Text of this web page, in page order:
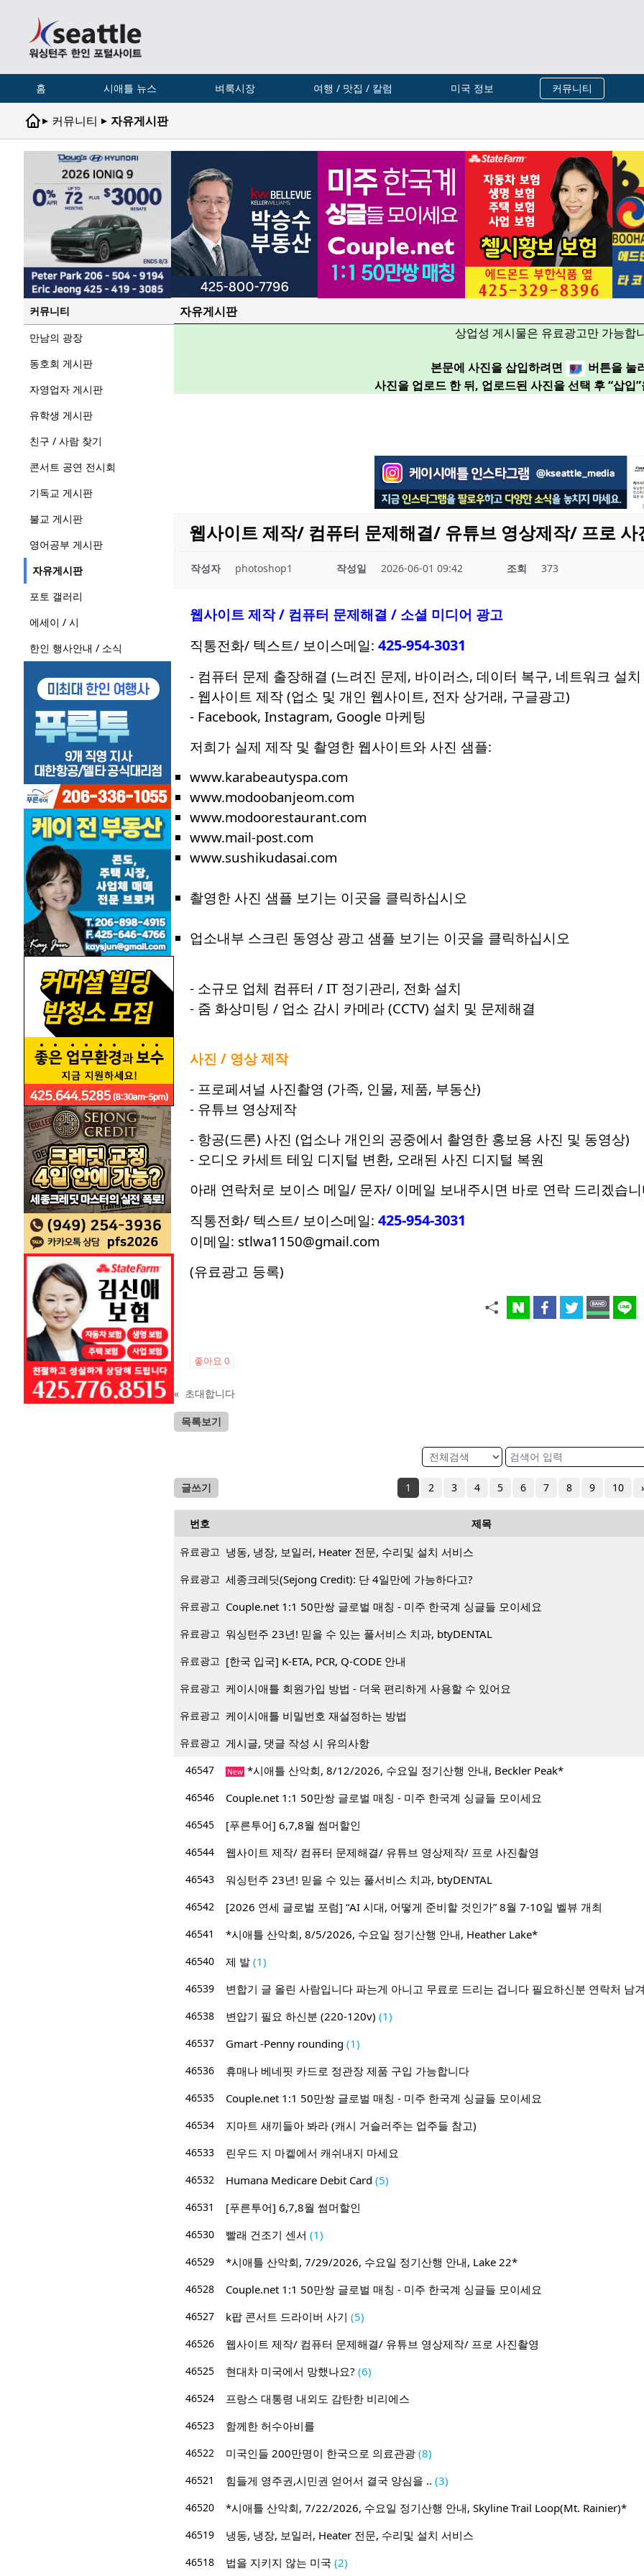
홈 시애틀 뉴스 벼룩시장 여행 / 맛집 / 칼럼 미국 정보 커뮤니티
▸ 커뮤니티 ▸ 자유게시판
커뮤니티
만남의 광장
동호회 게시판
자영업자 게시판
유학생 게시판
친구 / 사람 찾기
콘서트 공연 전시회
기독교 게시판
불교 게시판
영어공부 게시판
자유게시판
포토 갤러리
에세이 / 시
한인 행사안내 / 소식
자유게시판
상업성 게시물은 유료광고만 가능합
본문에 사진을 삽입하려면
버튼을 눌
사진을 업로드 한 뒤, 업로드된 사진을 선택 후 “삽입
웹사이트 제작/ 컴퓨터 문제해결/ 유튜브 영상제작/ 프로 사
작성자 photoshop1 작성일 2026-06-01 09:42 조회 373
웹사이트 제작 / 컴퓨터 문제해결 / 소셜 미디어 광고
직통전화/ 텍스트/ 보이스메일: 425-954-3031
- 컴퓨터 문제 출장해결 (느려진 문제, 바이러스, 데이터 복구, 네트워크 설치
- 웹사이트 제작 (업소 및 개인 웹사이트, 전자 상거래, 구글광고)
- Facebook, Instagram, Google 마케팅
저희가 실제 제작 및 촬영한 웹사이트와 사진 샘플:
www.karabeautyspa.com
www.modoobanjeom.com
www.modoorestaurant.com
www.mail-post.com
www.sushikudasai.com
촬영한 사진 샘플 보기는 이곳을 클릭하십시오
업소내부 스크린 동영상 광고 샘플 보기는 이곳을 클릭하십시오
- 소규모 업체 컴퓨터 / IT 정기관리, 전화 설치
- 줌 화상미팅 / 업소 감시 카메라 (CCTV) 설치 및 문제해결
사진 / 영상 제작
- 프로페셔널 사진촬영 (가족, 인물, 제품, 부동산)
- 유튜브 영상제작
- 항공(드론) 사진 (업소나 개인의 공중에서 촬영한 홍보용 사진 및 동영상)
- 오디오 카세트 테잎 디지털 변환, 오래된 사진 디지털 복원
아래 연락처로 보이스 메일/ 문자/ 이메일 보내주시면 바로 연락 드리겠습
직통전화/ 텍스트/ 보이스메일: 425-954-3031
이메일: stlwa1150@gmail.com
(유료광고 등록)
좋아요 0
« 초대합니다
목록보기
글쓰기 1 2 3 4 5 6 7 8 9 10
번호 제목
유료광고 냉동, 냉장, 보일러, Heater 전문, 수리및 설치 서비스
유료광고 세종크레딧(Sejong Credit): 단 4일만에 가능하다고?
유료광고 Couple.net 1:1 50만쌍 글로벌 매칭 - 미주 한국계 싱글들 모이세요
유료광고 워싱턴주 23년! 믿을 수 있는 풀서비스 치과, btyDENTAL
유료광고 [한국 입국] K-ETA, PCR, Q-CODE 안내
유료광고 케이시애틀 회원가입 방법 - 더욱 편리하게 사용할 수 있어요
유료광고 케이시애틀 비밀번호 재설정하는 방법
유료광고 게시글, 댓글 작성 시 유의사항
46547 New *시애틀 산악회, 8/12/2026, 수요일 정기산행 안내, Beckler Peak*
46546 Couple.net 1:1 50만쌍 글로벌 매칭 - 미주 한국계 싱글들 모이세요
46545 [푸른투어] 6,7,8월 썸머할인
46544 웹사이트 제작/ 컴퓨터 문제해결/ 유튜브 영상제작/ 프로 사진촬영
46543 워싱턴주 23년! 믿을 수 있는 풀서비스 치과, btyDENTAL
46542 [2026 연세 글로벌 포럼] “AI 시대, 어떻게 준비할 것인가” 8월 7-10일 벨뷰 개최
46541 *시애틀 산악회, 8/5/2026, 수요일 정기산행 안내, Heather Lake*
46540 제 발 (1)
46539 변합기 글 올린 사람입니다 파는게 아니고 무료로 드리는 겁니다 필요하신분 연락처 남
46538 변압기 필요 하신분 (220-120v) (1)
46537 Gmart -Penny rounding (1)
46536 휴매나 베네핏 카드로 정관장 제품 구입 가능합니다
46535 Couple.net 1:1 50만쌍 글로벌 매칭 - 미주 한국계 싱글들 모이세요
46534 지마트 새끼들아 봐라 (캐시 거슬러주는 업주들 참고)
46533 린우드 지 마켙에서 캐쉬내지 마세요
46532 Humana Medicare Debit Card (5)
46531 [푸른투어] 6,7,8월 썸머할인
46530 빨래 건조기 센서 (1)
46529 *시애틀 산악회, 7/29/2026, 수요일 정기산행 안내, Lake 22*
46528 Couple.net 1:1 50만쌍 글로벌 매칭 - 미주 한국계 싱글들 모이세요
46527 k팝 콘서트 드라이버 사기 (5)
46526 웹사이트 제작/ 컴퓨터 문제해결/ 유튜브 영상제작/ 프로 사진촬영
46525 현대차 미국에서 망했나요? (6)
46524 프랑스 대통령 내외도 감탄한 비리에스
46523 함께한 허수아비를
46522 미국인들 200만명이 한국으로 의료관광 (8)
46521 힘들게 영주권,시민권 얻어서 결국 양심을 .. (3)
46520 *시애틀 산악회, 7/22/2026, 수요일 정기산행 안내, Skyline Trail Loop(Mt. Rainier)*
46519 냉동, 냉장, 보일러, Heater 전문, 수리및 설치 서비스
46518 법을 지키지 않는 미국 (2)